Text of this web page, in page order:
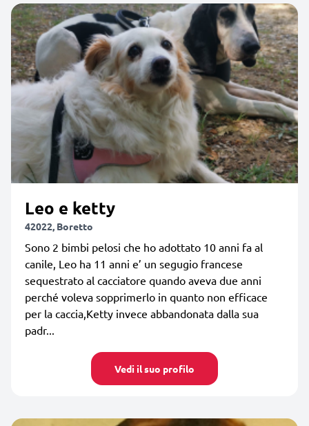
Leo e ketty
42022, Boretto
Sono 2 bimbi pelosi che ho adottato 10 anni fa al
canile, Leo ha 11 anni e’ un segugio francese
sequestrato al cacciatore quando aveva due anni
perché voleva sopprimerlo in quanto non efficace
per la caccia,Ketty invece abbandonata dalla sua
padr...
Vedi il suo profilo